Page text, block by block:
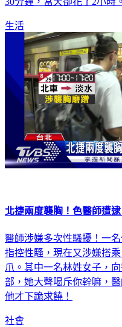
生活
北捷兩度襲胸！色醫師遭
醫師涉嫌多次性騷擾！一
指控性騷，現在又涉嫌搭
爪。其中一名林姓女子，
部，她大聲喝斥你幹嘛，
他才下跪求饒！
社會